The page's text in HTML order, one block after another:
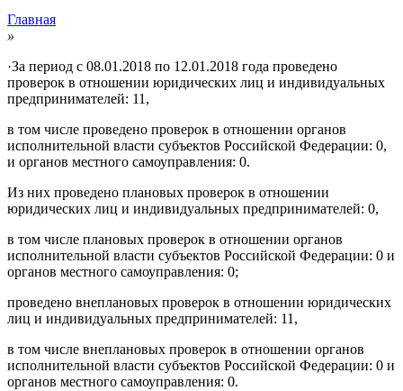
Главная
»
·За период с 08.01.2018 по 12.01.2018 года проведено
проверок в отношении юридических лиц и индивидуальных
предпринимателей: 11,
в том числе проведено проверок в отношении органов
исполнительной власти субъектов Российской Федерации: 0,
и органов местного самоуправления: 0.
Из них проведено плановых проверок в отношении
юридических лиц и индивидуальных предпринимателей: 0,
в том числе плановых проверок в отношении органов
исполнительной власти субъектов Российской Федерации: 0 и
органов местного самоуправления: 0;
проведено внеплановых проверок в отношении юридических
лиц и индивидуальных предпринимателей: 11,
в том числе внеплановых проверок в отношении органов
исполнительной власти субъектов Российской Федерации: 0 и
органов местного самоуправления: 0.